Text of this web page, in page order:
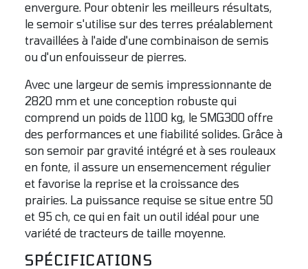
envergure. Pour obtenir les meilleurs résultats,
le semoir s'utilise sur des terres préalablement
travaillées à l'aide d'une combinaison de semis
ou d'un enfouisseur de pierres.
Avec une largeur de semis impressionnante de
2820 mm et une conception robuste qui
comprend un poids de 1100 kg, le SMG300 offre
des performances et une fiabilité solides. Grâce à
son semoir par gravité intégré et à ses rouleaux
en fonte, il assure un ensemencement régulier
et favorise la reprise et la croissance des
prairies. La puissance requise se situe entre 50
et 95 ch, ce qui en fait un outil idéal pour une
variété de tracteurs de taille moyenne.
SPÉCIFICATIONS